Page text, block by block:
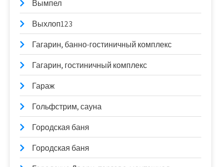
Вымпел
Выхлоп123
Гагарин, банно-гостиничный комплекс
Гагарин, гостиничный комплекс
Гараж
Гольфстрим, сауна
Городская баня
Городская баня